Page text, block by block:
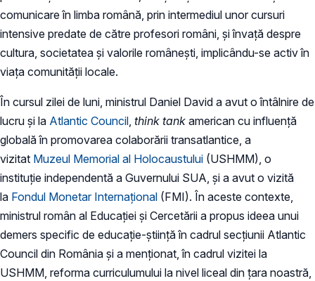
comunicare în limba română, prin intermediul unor cursuri
intensive predate de către profesori români, și învață despre
cultura, societatea și valorile românești, implicându-se activ în
viața comunității locale.
În cursul zilei de luni, ministrul Daniel David a avut o întâlnire de
lucru și la Atlantic Council, think tank american cu influență
globală în promovarea colaborării transatlantice, a
vizitat Muzeul Memorial al Holocaustului (USHMM), o
instituție independentă a Guvernului SUA, și a avut o vizită
la Fondul Monetar Internațional (FMI). În aceste contexte,
ministrul român al Educației și Cercetării a propus ideea unui
demers specific de educație-știință în cadrul secțiunii Atlantic
Council din România și a menționat, în cadrul vizitei la
USHMM, reforma curriculumului la nivel liceal din țara noastră,